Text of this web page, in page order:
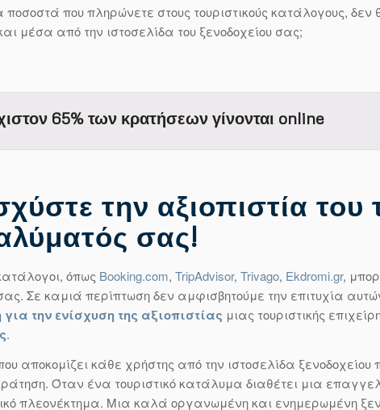
ποσοστά που πληρώνετε στους τουριστικούς κατάλογους,
μέσα από την ιστοσελίδα του ξενοδοχείου σας;
65% των κρατήσεων γίνονται online
την αξιοπιστία του
σας!
όπως Booking.com,TripAdvisor,Trivago, Ekdromi.gr,
Σε καμιά περίπτωση δεν αμφισβητούμε την επιτυχία
την ενίσχυση της αξιοπιστίας μιας τουριστικής
.
αποκομίζει κάθε χρήστης από την ιστοσελίδα
Όταν ένα τουριστικό κατάλυμα διαθέτει μια
πλεονέκτημα. Μια καλά οργανωμένη και ενημερωμένη